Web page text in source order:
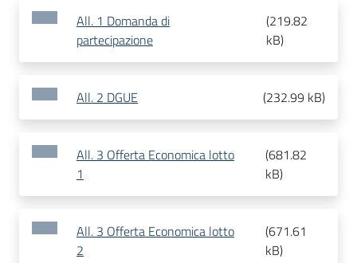
All. 1 Domanda di
partecipazione
(219.82
kB)
All. 2 DGUE (232.99 kB)
All. 3 Offerta Economica lotto
1
(681.82
kB)
All. 3 Offerta Economica lotto
2
(671.61
kB)